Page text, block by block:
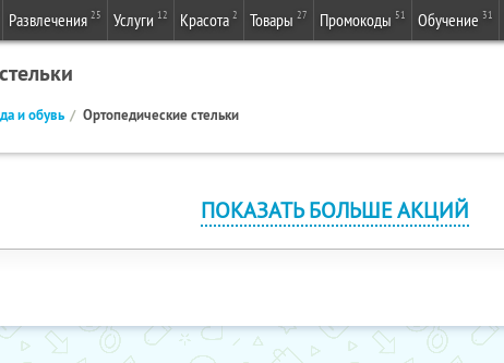
Развлечения 25 Услуги 12 Красота 2 Товары 27 Промокоды 51 Обучение 31
и обувь Ортопедические стельки
ПОКАЗАТЬ БОЛЬШЕ АКЦИЙ